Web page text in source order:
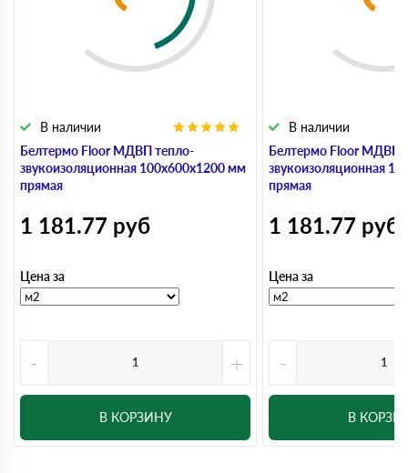
Белтермо Floor МДВП тепло-
звукоизоляционная 100х600х1200 мм
прямая
В наличии
1 181.77 руб
Цена за
- +
В КОРЗИНУ
Белтермо Floor МДВП
звукоизоляционная
прямая
В наличии
1 181.77 руб
Цена за
-
В